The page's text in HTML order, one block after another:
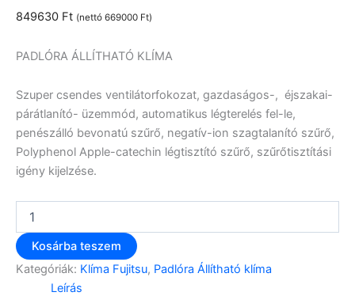
849630 Ft (nettó 669000 Ft)
PADLÓRA ÁLLÍTHATÓ KLÍMA
Szuper csendes ventilátorfokozat, gazdaságos-, éjszakai-
párátlanító- üzemmód, automatikus légterelés fel-le,
penészálló bevonatú szűrő, negatív-ion szagtalanító szűrő,
Polyphenol Apple-catechin légtisztító szűrő, szűrőtisztítási
igény kijelzése.
Kosárba teszem
Kategóriák: Klíma Fujitsu, Padlóra Állítható klíma
Leírás